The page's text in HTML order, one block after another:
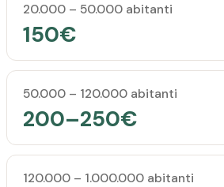
20.000 – 50.000 abitanti
150€
50.000 – 120.000 abitanti
200–250€
120.000 – 1.000.000 abitanti